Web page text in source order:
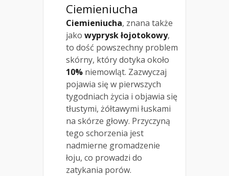
Ciemieniucha
Ciemieniucha, znana także
jako wyprysk łojotokowy,
to dość powszechny problem
skórny, który dotyka około
10% niemowląt. Zazwyczaj
pojawia się w pierwszych
tygodniach życia i objawia się
tłustymi, żółtawymi łuskami
na skórze głowy. Przyczyną
tego schorzenia jest
nadmierne gromadzenie
łoju, co prowadzi do
zatykania porów.